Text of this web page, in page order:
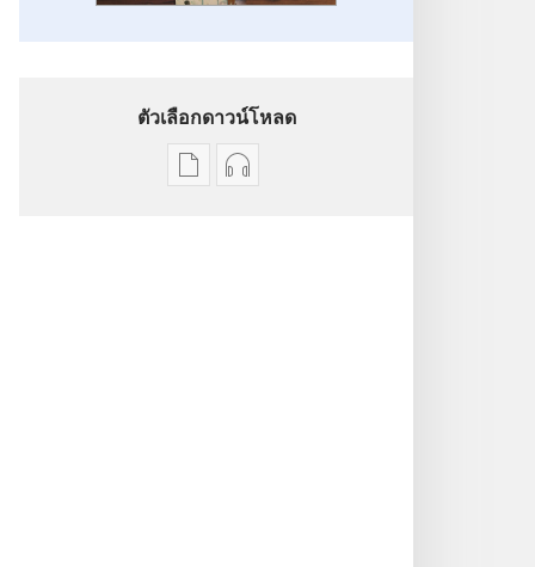
ตัวเลือกดาวน์โหลด
ตัว
ตัว